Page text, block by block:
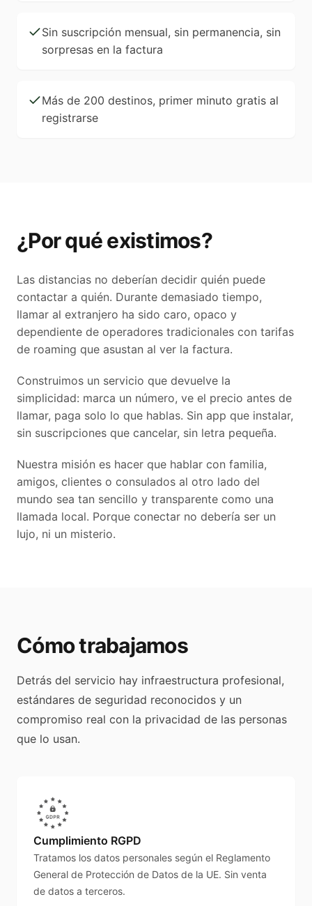
Sin suscripción mensual, sin permanencia, sin
sorpresas en la factura
Más de 200 destinos, primer minuto gratis al
registrarse
¿Por qué existimos?
Las distancias no deberían decidir quién puede
contactar a quién. Durante demasiado tiempo,
llamar al extranjero ha sido caro, opaco y
dependiente de operadores tradicionales con tarifas
de roaming que asustan al ver la factura.
Construimos un servicio que devuelve la
simplicidad: marca un número, ve el precio antes de
llamar, paga solo lo que hablas. Sin app que instalar,
sin suscripciones que cancelar, sin letra pequeña.
Nuestra misión es hacer que hablar con familia,
amigos, clientes o consulados al otro lado del
mundo sea tan sencillo y transparente como una
llamada local. Porque conectar no debería ser un
lujo, ni un misterio.
Cómo trabajamos
Detrás del servicio hay infraestructura profesional,
estándares de seguridad reconocidos y un
compromiso real con la privacidad de las personas
que lo usan.
Cumplimiento RGPD
Tratamos los datos personales según el Reglamento
General de Protección de Datos de la UE. Sin venta
de datos a terceros.